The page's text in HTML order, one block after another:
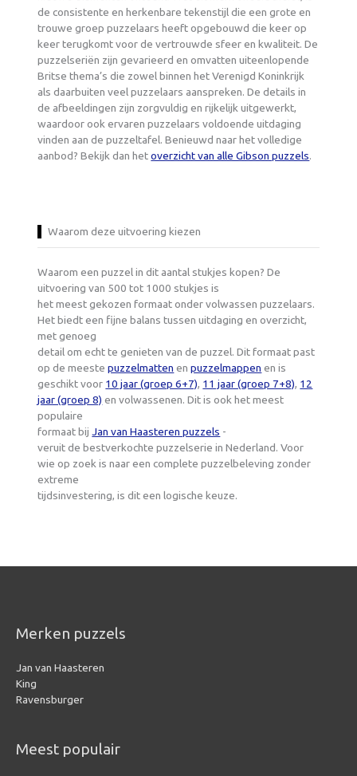
de consistente en herkenbare tekenstijl die een grote en
trouwe groep puzzelaars heeft opgebouwd die keer op
keer terugkomt voor de vertrouwde sfeer en kwaliteit. De
puzzelseriën zijn gevarieerd en omvatten uiteenlopende
Britse thema’s die zowel binnen het Verenigd Koninkrijk
als daarbuiten veel puzzelaars aanspreken. De details in
de afbeeldingen zijn zorgvuldig en rijkelijk uitgewerkt,
waardoor ook ervaren puzzelaars voldoende uitdaging
vinden aan de puzzeltafel. Benieuwd naar het volledige
aanbod? Bekijk dan hetoverzicht van alle Gibson puzzels.
Waarom deze uitvoering kiezen
Waarom een puzzel in dit aantal stukjes kopen? De
uitvoering van 500 tot 1000 stukjes is
het meest gekozen formaat onder volwassen puzzelaars.
Het biedt een fijne balans tussen uitdaging en overzicht,
met genoeg
detail om echt te genieten van de puzzel. Dit formaat past
op de meestepuzzelmatten enpuzzelmappen en is
geschikt voor 10 jaar (groep 6+7), 11 jaar (groep 7+8), 12
jaar (groep 8) en volwassenen. Dit is ook het meest
populaire
formaat bijJan van Haasteren puzzels -
veruit de bestverkochte puzzelserie in Nederland. Voor
wie op zoek is naar een complete puzzelbeleving zonder
extreme
tijdsinvestering, is dit een logische keuze.
Merken puzzels
Jan van Haasteren
King
Ravensburger
Meest populair